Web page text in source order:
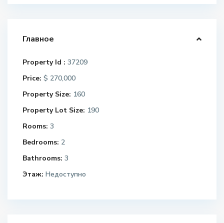
Главное
Property Id : 37209
Price: $ 270,000
Property Size: 160
Property Lot Size: 190
Rooms: 3
Bedrooms: 2
Bathrooms: 3
Этаж: Недоступно